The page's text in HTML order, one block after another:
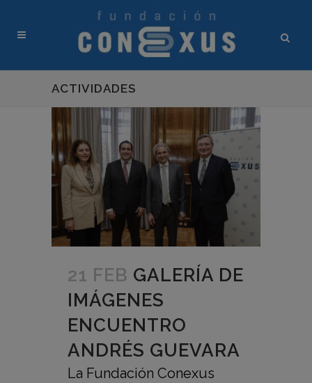
ACTIVIDADES
21 FEB GALERÍA DE
IMÁGENES
ENCUENTRO
ANDRÉS GUEVARA
La Fundación Conexus